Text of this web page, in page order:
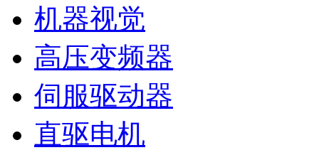
机器视觉
高压变频器
伺服驱动器
直驱电机